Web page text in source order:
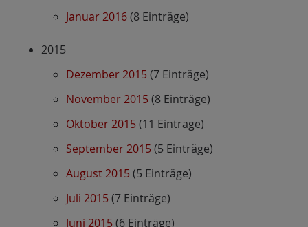
Januar 2016(8 Einträge)
2015
Dezember 2015(7 Einträge)
November 2015(8 Einträge)
Oktober 2015(11 Einträge)
September 2015(5 Einträge)
August 2015(5 Einträge)
Juli 2015(7 Einträge)
Juni 2015(6 Einträge)